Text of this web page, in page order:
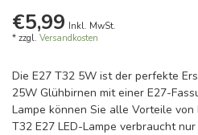
€5,99 Inkl. MwSt.
* zzgl. Versandkosten
Die E27 T32 5W ist der perfekte
25W Glühbirnen mit einer E27-
Lampe können Sie alle Vorteile von
T32 E27 LED-Lampe verbraucht